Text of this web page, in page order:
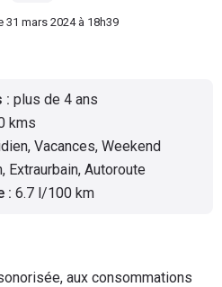
31 mars 2024 à 18h39
: plus de 4 ans
kms
Vacances, Weekend
Extraurbain, Autoroute
: 6.7 l/100 km
aux consommations